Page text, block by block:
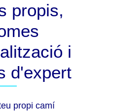
propis,
i
d'expert
propi camí